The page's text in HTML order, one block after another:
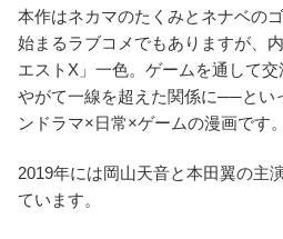
本作はネカマのたくみとネナベの
始まるラブコメでもありますが、
エストX」一色。ゲームを通して
やがて一線を超えた関係に──とい
ンドラマ×日常×ゲームの漫画です。
2019年には岡山天音と本田翼の主
ています。